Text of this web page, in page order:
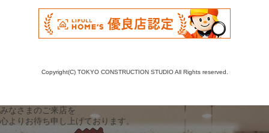
Copyright(C) TOKYO CONSTRUCTION STUDIO All Rights reserved.
みなさまのご来店を
心よりお待ち申し上げております。